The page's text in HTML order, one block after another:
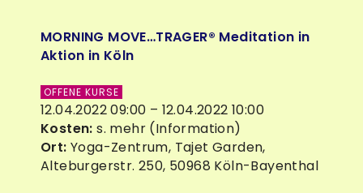
MORNING MOVE…TRAGER® Meditation in
Aktion in Köln
OFFENE KURSE
12.04.2022 09:00 – 12.04.2022 10:00
Kosten: s. mehr (Information)
Ort: Yoga-Zentrum, Tajet Garden,
Alteburgerstr. 250, 50968 Köln-Bayenthal